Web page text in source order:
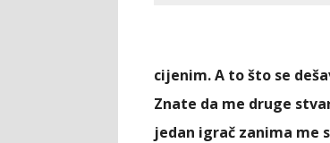
cijenim. A to što se
Znate da me druge
jedan igrač zanima me